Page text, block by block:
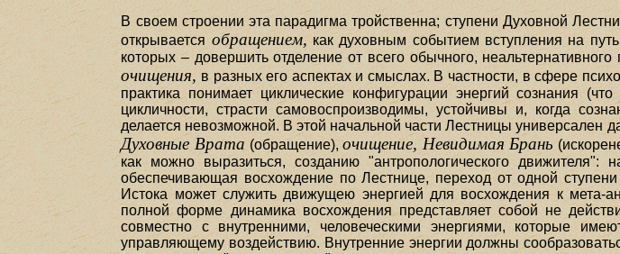
В своем строении эта парадигма тройственна; ступени Духовной
открывается обращением,как духовным событием вступления на
которых – довершить отделение от всего обычного,
очищения, в разных его аспектах и смыслах. В частности, в сфере
практика понимает циклические конфигурации энергий сознания
цикличности, страсти самовоспроизводимы, устойчивы и, когда
делается невозможной. В этой начальной части Лестницы универсален
Духовные Врата (обращение),очищение, Невидимая Брань
как можно выразиться, созданию "антропологического движителя":
обеспечивающая восхождение по Лестнице, переход от одной
Истока может служить движущею энергией для восхождения к мета-
полной форме динамика восхождения представляет собой не
совместно с внутренними, человеческими энергиями, которые
управляющему воздействию. Внутренние энергии должны